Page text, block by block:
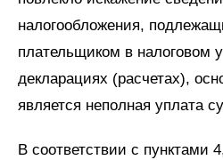
налогообложения,
плательщиком в налоговом
декларациях (расчетах),
является неполная уплата
В соответствии с пунктами